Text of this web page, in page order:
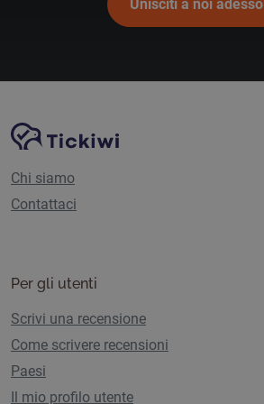
Unisciti a noi adesso
Navigazione del sito
Piattaforma Tickiwi
Chi siamo
Contattaci
Per gli utenti
Scrivi una recensione
Come scrivere recensioni
Paesi
Il mio profilo utente